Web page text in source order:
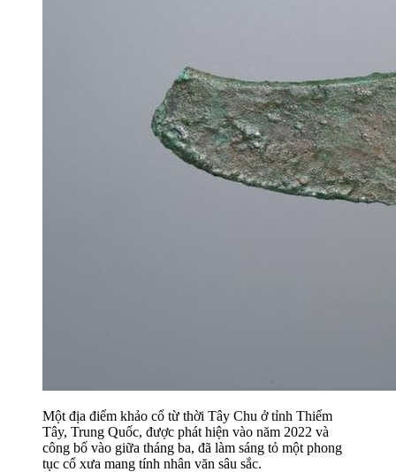
Một địa điểm khảo cổ từ thời Tây Chu ở tỉnh Thiểm
Tây, Trung Quốc, được phát hiện vào năm 2022 và
công bố vào giữa tháng ba, đã làm sáng tỏ một phong
tục cổ xưa mang tính nhân văn sâu sắc.